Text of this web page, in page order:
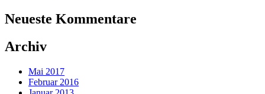
Neueste Kommentare
Archiv
Mai 2017
Februar 2016